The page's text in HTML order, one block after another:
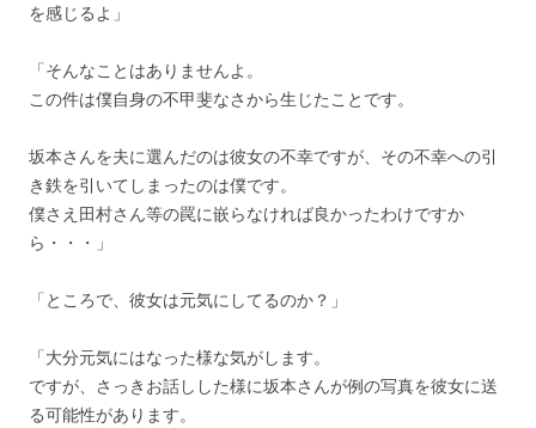
を感じるよ」
「そんなことはありませんよ。
この件は僕自身の不甲斐なさから生じたことです。
坂本さんを夫に選んだのは彼女の不幸ですが、その不幸への引
き鉄を引いてしまったのは僕です。
僕さえ田村さん等の罠に嵌らなければ良かったわけですか
ら・・・」
「ところで、彼女は元気にしてるのか？」
「大分元気にはなった様な気がします。
ですが、さっきお話しした様に坂本さんが例の写真を彼女に送
る可能性があります。